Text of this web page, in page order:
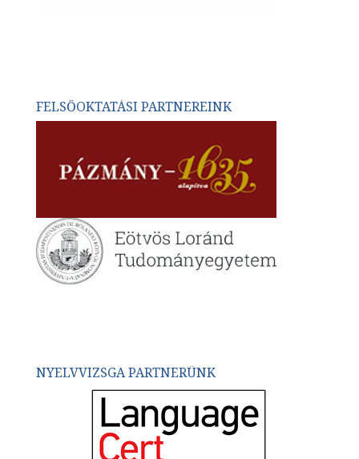
FELSŐOKTATÁSI PARTNEREINK
NYELVVIZSGA PARTNERÜNK